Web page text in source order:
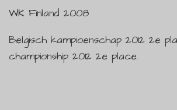
WK Finland 2008
Belgisch kampioenschap 2012 2e
championship 2012 2e place.